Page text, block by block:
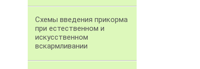
Схемы введения прикорма
при естественном и
искусственном
вскармливании